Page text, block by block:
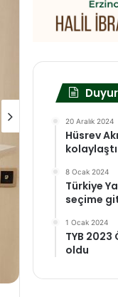
20 Aralık 2024
Hüsrev
8 Ocak 2024
Türkiye
seçime
1 Ocak 2024
TYB
oldu